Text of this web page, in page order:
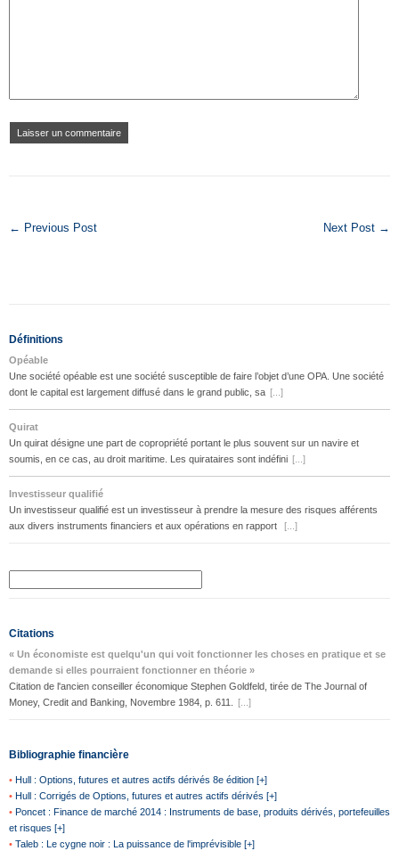
← Previous Post Next Post →
Définitions
Opéable
Une société opéable est une société susceptible de faire l’objet d’une OPA. Une société
dont le capital est largement diffusé dans le grand public, sa [...]
Quirat
Un quirat désigne une part de copropriété portant le plus souvent sur un navire et
soumis, en ce cas, au droit maritime. Les quirataires sont indéfini [...]
Investisseur qualifié
Un investisseur qualifié est un investisseur à prendre la mesure des risques afférents
aux divers instruments financiers et aux opérations en rapport
[...]
Citations
« Un économiste est quelqu'un qui voit fonctionner les choses en pratique et se
demande si elles pourraient fonctionner en théorie »
Citation de l'ancien conseiller économique Stephen Goldfeld, tirée de The Journal of
Money, Credit and Banking, Novembre 1984, p. 611.
[...]
Bibliographie financière
• Hull : Options, futures et autres actifs dérivés 8e édition [+]
• Hull : Corrigés de Options, futures et autres actifs dérivés [+]
• Poncet : Finance de marché 2014 : Instruments de base, produits dérivés, portefeuilles
et risques [+]
• Taleb : Le cygne noir : La puissance de l'imprévisible [+]